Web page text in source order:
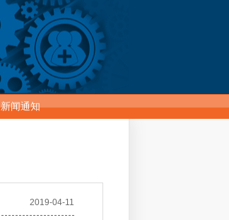
新闻通知
2019-04-11